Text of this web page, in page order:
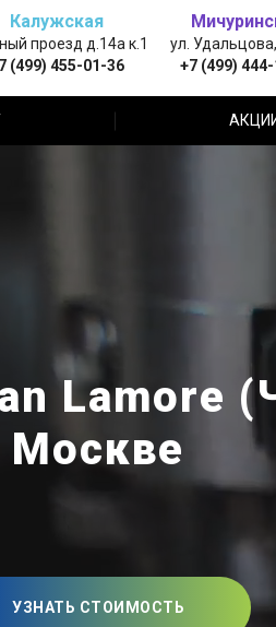
Калужская
проезд д.14а к.1
(499) 455-01-36
ул. Удальцова,
+7 (499)
Lamore
Москве
УЗНАТЬ СТОИМОСТЬ